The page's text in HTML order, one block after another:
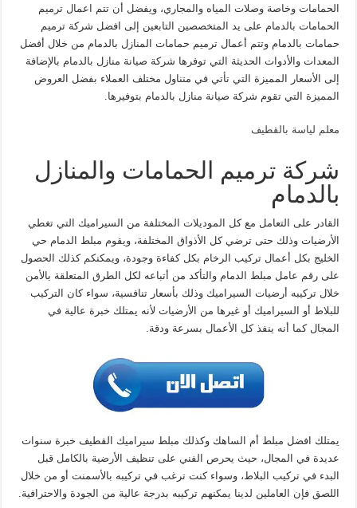
الحمامات وخاصة وصلات المياه والمجاري، ويفضل أن تتم اعمال ترميم
الحمامات بالدمام على يد المتخصصين التابعين إلى افضل شركة ترميم
حمامات بالدمام وتتم أعمال ترميم حمامات المنازل بالدمام من خلال أفضل
المعدات والأدوات الحديثة التي توفرها شركة صيانة منازل بالدمام بالإضافة
إلى الأسعار المميزة التي تأتي في متناول مختلف العملاء بفضل العروض
المميزة التي تقوم شركة صيانة منازل بالدمام بتوفيرها.
معلم لياسة بالقطيف
شركة ترميم الحمامات والمنازل
بالدمام
القادر على التعامل مع كل الموديلات المختلفة من السيراميك التي تغطي
الأرضيات وذلك حتى ترضي كل الأذواق المختلفة، ويقوم مبلط الدمام حي
الخليج بكل أعمال تركيب الرخام بكل كفاءة وجودة، ويمكنكم كذلك الحصول
على رقم عامل مبلط الدمام والتأكد من أتباعه لكل الطرق المتعلقة بالأمن
خلال تركيبه أرضيات السيراميك وذلك بأسعار تنافسية، سواء كان التركيب
للبلاط أو السيراميك أو غيرها من الأرضيات لأنه يمتلك خبرة عالية في
المجال كما أنه ينفذ كل الأعمال بسرعة ودقة.
يمتلك افضل مبلط أم الساهك وكذلك مبلط سيراميك القطيف خبرة سنوات
عديدة في المجال، حيث يحرص الفني على تنظيف الأرضية بالكامل قبل
البدء في تركيب البلاط، وسواء كنت ترغب في تركيبه بالأسمنت أو من خلال
اللصق فإن العاملين لدينا يمكنهم تركيبه بدرجة عالية من الجودة والاحترافية.